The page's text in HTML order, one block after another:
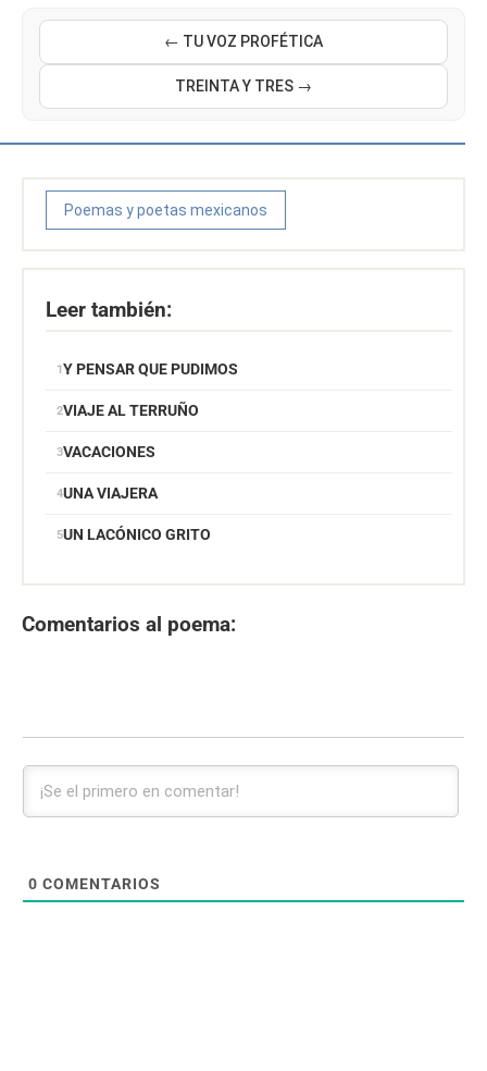
← TU VOZ PROFÉTICA
TREINTA Y TRES →
Poemas y poetas mexicanos
Leer también:
Y PENSAR QUE PUDIMOS
VIAJE AL TERRUÑO
VACACIONES
UNA VIAJERA
UN LACÓNICO GRITO
Comentarios al poema:
0 COMENTARIOS